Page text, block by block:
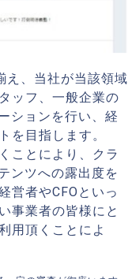
え、当社が当該領域
ッフ、一般企業の
ションを行い、経
を目指します。
ことにより、クラ
ンツへの露出度を
営者やCFOといっ
事業者の皆様にと
用頂くことによ